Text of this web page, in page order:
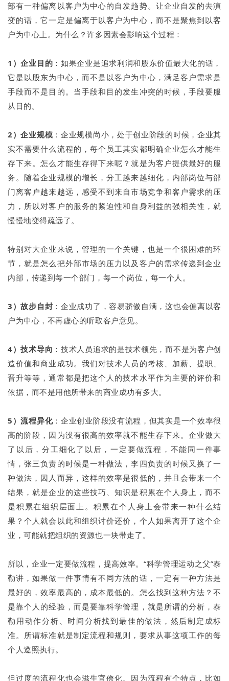
部有一种偏离以客户为中心的自发趋势。让企业自发的去演
变的话，它一定是偏离于以客户为中心，而不是聚焦到以客
户为中心上。为什么？许多因素会影响这个过程：
1）企业目的 ：如果企业是追求利润和股东价值最大化的话，
它是以股东为中心，而不是以客户为中心，满足客户需求是
手段而不是目的。当手段和目的发生冲突的时候，手段要服
从目的。
2）企业规模 ：企业规模尚小，处于创业阶段的时候，企业其
实不需要什么流程的，每个员工其实都明确企业怎么才能生
存下来。怎么才能生存得下来呢？就是为客户提供最好的服
务。随着企业规模的增长，分工越来越细化，内部岗位与部
门离客户越来越远，感受不到来自市场竞争和客户需求的压
力，所以对客户的服务的紧迫性和自身利益的强相关性，就
慢慢地变得疏远了。
特别对大企业来说，管理的一个关键，也是一个很困难的环
节，就是怎么把外部市场的压力以及客户的需求传递到企业
内部，传递到每一个部门，每一个岗位，每一个人。
3）故步自封 ：企业成功了，容易骄傲自满，这也会偏离以客
户为中心，不再虚心的听取客户意见。
4）技术导向 ：技术人员追求的是技术领先，而不是为客户创
造价值和商业成功。我们对技术人员的考核、加薪、提职、
晋升等等，通常都是把这个人的技术水平作为主要的评价和
依据，而不是用他所带来的商业成功有多大。
5）流程异化：企业创业阶段没有流程，但其实是一个效率很
高的阶段，因为没有很高的效率就不能生存下来。企业做大
了以后，分工细化了以后，一定要做流程，不能同一件事
情，张三负责的时候是一种做法，李四负责的时候又换了一
种做法，因人而异，这样的效率是很低的，并且会带来一个
结果，就是企业的这些技巧、知识是积累在个人身上，而不
是积累在组织层面上。积累在个人身上会带来一种什么结
果？个人就会以此和组织讨价还价，个人如果离开了这个企
业，可能就把组织的资源也一块带走了。
所以，企业一定要做流程，提高效率。“科学管理运动之父”泰
勒讲，如果做一件事情有不同方法的话，一定有一种方法是
最好的，效率最高的，成本最低的。怎么找到这种方法？不
是靠个人的经验，而是要靠科学管理，就是所谓的分析，泰
勒用动作分析、时间分析找到最佳的做法，然后制定成标
准。所谓标准就是制定流程和规则，要求从事这项工作的每
个人遵照执行。
但过度的流程化也会滋生官僚化。因为流程有个特点，比如